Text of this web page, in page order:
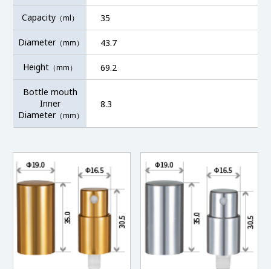
Capacity（ml） 35
Diameter（mm） 43.7
Height （mm） 69.2
Bottle mouth
Inner
Diameter（mm）
8.3